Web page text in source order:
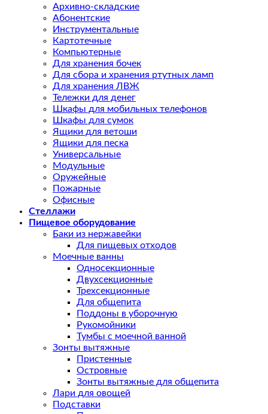
Архивно-складские
Абонентские
Инструментальные
Картотечные
Компьютерные
Для хранения бочек
Для сбора и хранения ртутных ламп
Для хранения ЛВЖ
Тележки для денег
Шкафы для мобильных телефонов
Шкафы для сумок
Ящики для ветоши
Ящики для песка
Универсальные
Модульные
Оружейные
Пожарные
Офисные
Стеллажи
Пищевое оборудование
Баки из нержавейки
Для пищевых отходов
Моечные ванны
Односекционные
Двухсекционные
Трехсекционные
Для общепита
Поддоны в уборочную
Рукомойники
Тумбы с моечной ванной
Зонты вытяжные
Пристенные
Островные
Зонты вытяжные для общепита
Лари для овощей
Подставки